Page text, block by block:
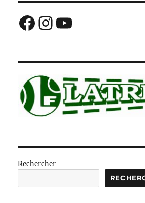
Facebook
Instagram
YouTube
Rechercher